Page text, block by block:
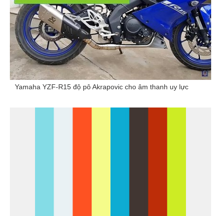
Yamaha YZF-R15 độ pô Akrapovic cho âm thanh uy lực